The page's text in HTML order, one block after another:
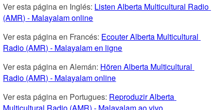
Ver esta página en Inglés: Listen Alberta Multicultural Radio
(AMR) - Malayalam online
Ver esta página en Francés: Ecouter Alberta Multicultural
Radio (AMR) - Malayalam en ligne
Ver esta página en Alemán: Hören Alberta Multicultural
Radio (AMR) - Malayalam online
Ver esta página en Portugues: Reproduzir Alberta
Multicultural Radio (AMR) - Malayalam ao vivo